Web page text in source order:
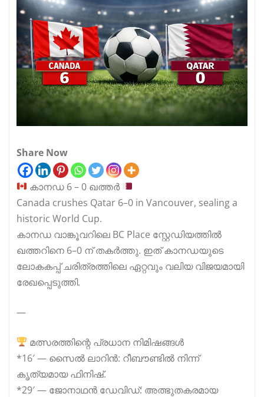
Share Now
കാനഡ 6 – 0 ഖത്തർ
Canada crushes Qatar 6–0 in Vancouver, sealing a
historic World Cup.
കാനഡ വാങ്കൂവറിലെ BC Place സ്റ്റേഡിയത്തിൽ
ഖത്തറിനെ 6–0 ന് തകർത്തു. ഇത് കാനഡയുടെ
ലോകകപ്പ് ചരിത്രത്തിലെ ഏറ്റവും വലിയ വിജയമായി
രേഖപ്പെടുത്തി.
—
മത്സരത്തിന്റെ പ്രധാന നിമിഷങ്ങൾ
*16′ — സൈൽ ലാറിൻ: റീബൗണ്ടിൽ നിന്ന്
കൃത്യമായ ഫിനിഷ്.
*29′ — ജോനാഥൻ ഡേവിഡ്: അത്ഭുതകരമായ